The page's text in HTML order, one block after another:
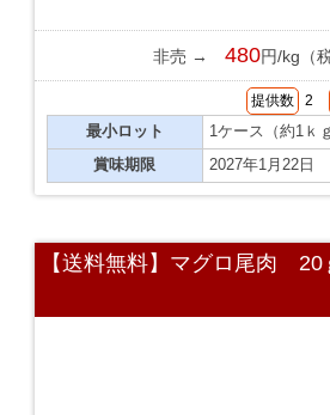
非売 → 480円/kg（
提供数 2
最小ロット
1ケース（約1ｋ
賞味期限
2027年1月22日
【送料無料】マグロ尾肉 20